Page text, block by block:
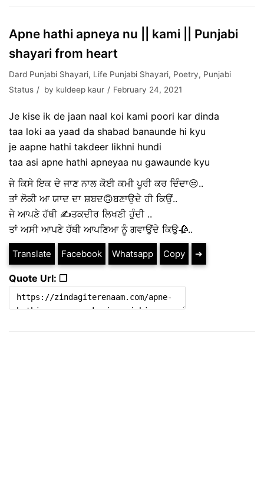
Apne hathi apneya nu || kami || Punjabi
shayari from heart
Dard Punjabi Shayari, Life Punjabi Shayari, Poetry, Punjabi
Status
by kuldeep kaur February 24, 2021
Je kise ik de jaan naal koi kami poori kar dinda
taa loki aa yaad da shabad banaunde hi kyu
je aapne hathi takdeer likhni hundi
taa asi apne hathi apneyaa nu gawaunde kyu
ਜੇ ਕਿਸੇ ਇਕ ਦੇ ਜਾਣ ਨਾਲ ਕੋਈ ਕਮੀ ਪੂਰੀ ਕਰ ਦਿੰਦਾ😒..
ਤਾਂ ਲੋਕੀ ਆ ਯਾਦ ਦਾ ਸ਼ਬਦ🙃ਬਣਾਉਦੇ ਹੀ ਕਿਉਂ..
ਜੇ ਆਪਣੇ ਹੱਥੀ ✍️ਤਕਦੀਰ ਲਿਖਣੀ ਹੁੰਦੀ ..
ਤਾਂ ਅਸੀ ਆਪਣੇ ਹੱਥੀ ਆਪਣਿਆ ਨੂੰ ਗਵਾਉਂਦੇ ਕਿਉ🥀..
Translate Facebook Whatsapp Copy ➔
Quote Url: ❐